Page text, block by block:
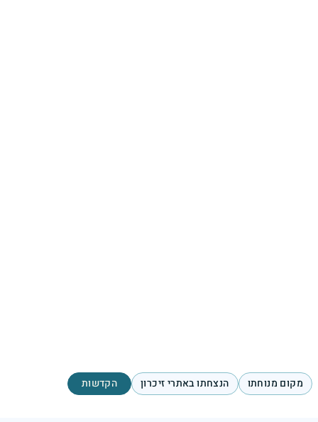
מקום מנוחתו הנצחתו באתרי זיכרון הקדשות